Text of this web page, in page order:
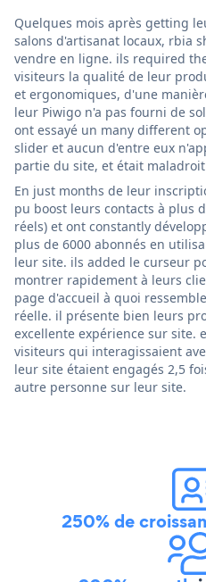
Quelques mois après getting
salons d'artisanat locaux, rbia
vendre en ligne. ils required
visiteurs la qualité de leur
et ergonomiques, d'une
leur Piwigo n'a pas fourni de
ont essayé un many different
slider et aucun d'entre eux
partie du site, et était
En just months de leur
pu boost leurs contacts à plus
réels) et ont constantly
plus de 6000 abonnés en
leur site. ils added le curseur
montrer rapidement à leurs
page d'accueil à quoi
réelle. il présente bien leurs
excellente expérience sur site.
visiteurs qui interagissaient
leur site étaient engagés 2,5
autre personne sur leur site.
250% de